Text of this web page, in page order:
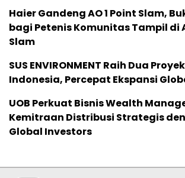
Haier Gandeng AO 1 Point Slam,
bagi Petenis Komunitas Tampil di
Slam
SUS ENVIRONMENT Raih Dua
Indonesia, Percepat Ekspansi
UOB Perkuat Bisnis Wealth
Kemitraan Distribusi Strategis
Global Investors